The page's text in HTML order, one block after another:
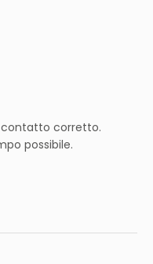
contatto corretto.
possibile.